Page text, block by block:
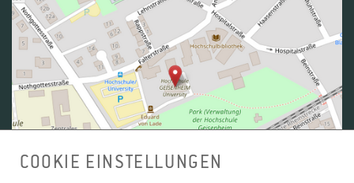
COOKIE EINSTELLUNGEN